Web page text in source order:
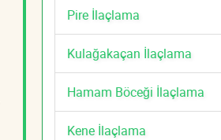
Pire İlaçlama
Kulağakaçan İlaçlama
Hamam Böceği İlaçlama
Kene İlaçlama